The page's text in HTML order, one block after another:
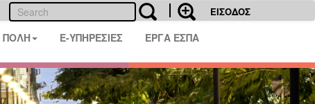
ΕΙΣΟΔΟΣ
ΠΟΛΗ E-ΥΠΗΡΕΣΙΕΣ ΕΡΓΑ ΕΣΠΑ